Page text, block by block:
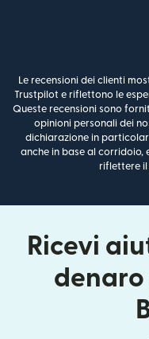
Le recensioni dei clienti
Trustpilot e riflettono le
Queste recensioni sono
opinioni personali dei
dichiarazione in
anche in base al corridoio,
riflettere il
Ricevi
denaro